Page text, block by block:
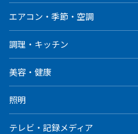
エアコン・季節・空調
調理・キッチン
美容・健康
照明
テレビ・記録メディア